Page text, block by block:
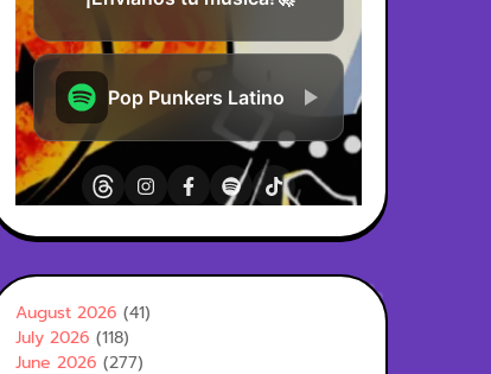
August 2026 (41)
July 2026 (118)
June 2026 (277)